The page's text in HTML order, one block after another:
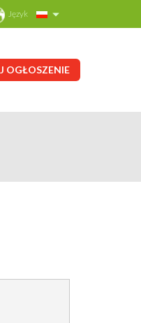
Język
OGŁOSZENIE